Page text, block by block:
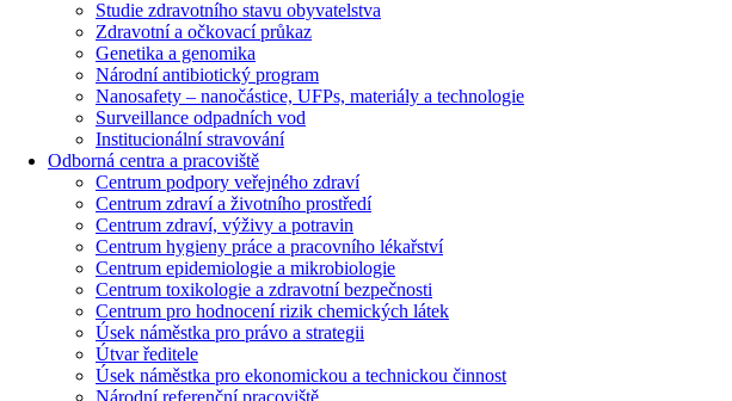
Studie zdravotního stavu obyvatelstva
Zdravotní a očkovací průkaz
Genetika a genomika
Národní antibiotický program
Nanosafety – nanočástice, UFPs, materiály a technologie
Surveillance odpadních vod
Institucionální stravování
Odborná centra a pracoviště
Centrum podpory veřejného zdraví
Centrum zdraví a životního prostředí
Centrum zdraví, výživy a potravin
Centrum hygieny práce a pracovního lékařství
Centrum epidemiologie a mikrobiologie
Centrum toxikologie a zdravotní bezpečnosti
Centrum pro hodnocení rizik chemických látek
Úsek náměstka pro právo a strategii
Útvar ředitele
Úsek náměstka pro ekonomickou a technickou činnost
Národní referenční pracoviště